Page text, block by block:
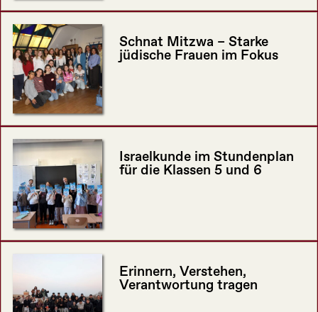
Schnat Mitzwa – Starke
jüdische Frauen im Fokus
Israelkunde im Stundenplan
für die Klassen 5 und 6
Erinnern, Verstehen,
Verantwortung tragen